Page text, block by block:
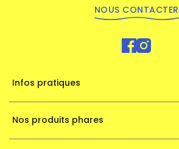
NOUS CONTACTER
Infos pratiques
Nos produits phares